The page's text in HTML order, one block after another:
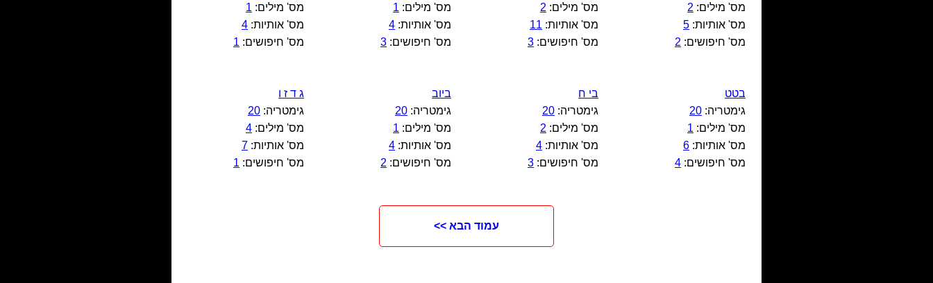
מס' מילים: 2
מס' אותיות: 5
מס' חיפושים: 2
מס' מילים: 2
מס' אותיות: 11
מס' חיפושים: 3
מס' מילים: 1
מס' אותיות: 4
מס' חיפושים: 3
מס' מילים: 1
מס' אותיות: 4
מס' חיפושים: 1
בטט
גימטריה: 20
מס' מילים: 1
מס' אותיות: 6
מס' חיפושים: 4
בי ח
גימטריה: 20
מס' מילים: 2
מס' אותיות: 4
מס' חיפושים: 3
ביוב
גימטריה: 20
מס' מילים: 1
מס' אותיות: 4
מס' חיפושים: 2
ג ד ז ו
גימטריה: 20
מס' מילים: 4
מס' אותיות: 7
מס' חיפושים: 1
עמוד הבא >>